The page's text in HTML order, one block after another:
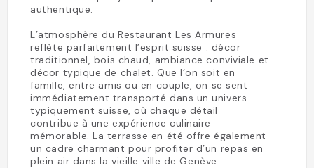
authentique.
L’atmosphère du Restaurant Les Armures
reflète parfaitement l’esprit suisse : décor
traditionnel, bois chaud, ambiance conviviale et
décor typique de chalet. Que l’on soit en
famille, entre amis ou en couple, on se sent
immédiatement transporté dans un univers
typiquement suisse, où chaque détail
contribue à une expérience culinaire
mémorable. La terrasse en été offre également
un cadre charmant pour profiter d’un repas en
plein air dans la vieille ville de Genève.